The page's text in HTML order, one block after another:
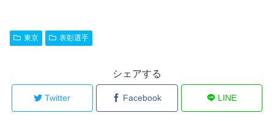
東京 表彰選手
シェアする
Twitter Facebook LINE